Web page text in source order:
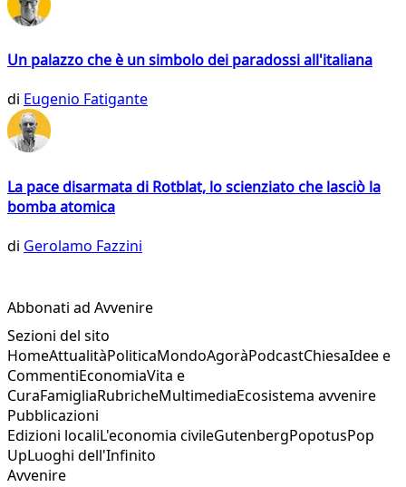
Un palazzo che è un simbolo dei paradossi all'italiana
di Eugenio Fatigante
La pace disarmata di Rotblat, lo scienziato che lasciò la
bomba atomica
di Gerolamo Fazzini
Abbonati ad Avvenire
Sezioni del sito
HomeAttualitàPoliticaMondoAgoràPodcastChiesaIdee e
CommentiEconomiaVita e
CuraFamigliaRubricheMultimediaEcosistema avvenire
Pubblicazioni
Edizioni localiL'economia civileGutenbergPopotusPop
UpLuoghi dell'Infinito
Avvenire